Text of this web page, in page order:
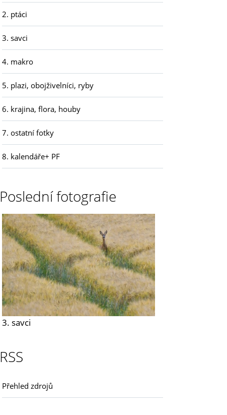
2. ptáci
3. savci
4. makro
5. plazi, obojživelníci, ryby
6. krajina, flora, houby
7. ostatní fotky
8. kalendáře+ PF
Poslední fotografie
3. savci
RSS
Přehled zdrojů